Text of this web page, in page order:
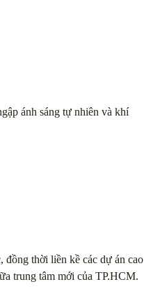
ánh sáng tự nhiên và khí
thời liền kề các dự án cao
trung tâm mới của TP.HCM.